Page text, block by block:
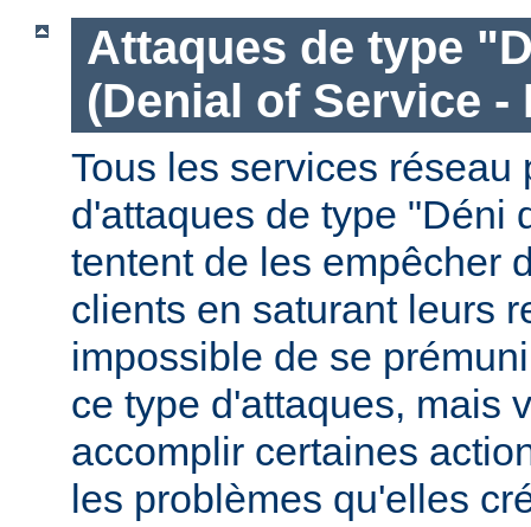
Attaques de type
(Denial of Service -
Tous les services réseau
d'attaques de type "Déni
tentent de les empêcher
clients en saturant leurs
impossible de se
ce type d'attaques, mais
accomplir certaines
les problèmes qu'elles